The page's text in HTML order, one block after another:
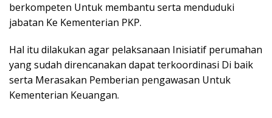
berkompeten Untuk membantu serta menduduki
jabatan Ke Kementerian PKP.
Hal itu dilakukan agar pelaksanaan Inisiatif perumahan
yang sudah direncanakan dapat terkoordinasi Di baik
serta Merasakan Pemberian pengawasan Untuk
Kementerian Keuangan.